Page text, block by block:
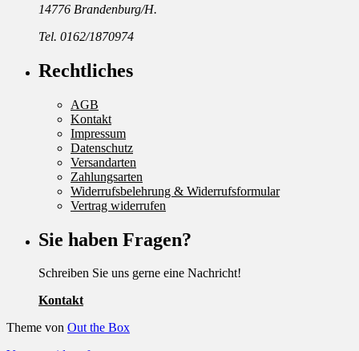
14776 Brandenburg/H.
Tel. 0162/1870974
Rechtliches
AGB
Kontakt
Impressum
Datenschutz
Versandarten
Zahlungsarten
Widerrufsbelehrung & Widerrufsformular
Vertrag widerrufen
Sie haben Fragen?
Schreiben Sie uns gerne eine Nachricht!
Kontakt
Theme von Out the Box